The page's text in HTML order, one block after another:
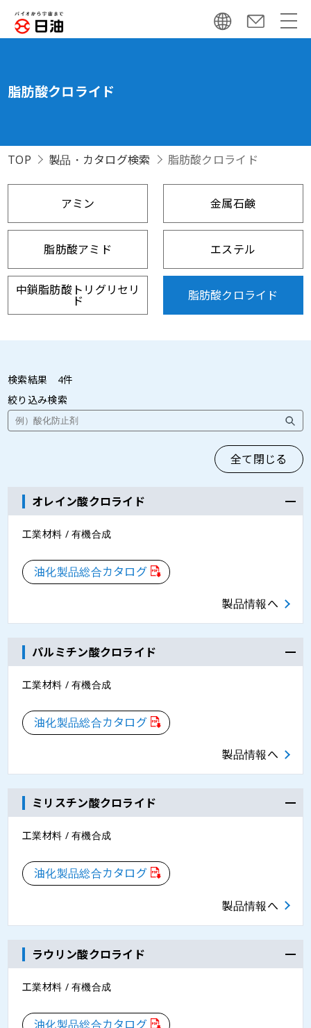
脂肪酸クロライド
TOP 製品・カタログ検索 脂肪酸クロライド
アミン 金属石鹸
脂肪酸アミド エステル
中鎖脂肪酸トリグリセリ
ド 脂肪酸クロライド
検索結果 4件
絞り込み検索
全て閉じる
オレイン酸クロライド
工業材料 / 有機合成
油化製品総合カタログ
製品情報へ
パルミチン酸クロライド
工業材料 / 有機合成
油化製品総合カタログ
製品情報へ
ミリスチン酸クロライド
工業材料 / 有機合成
油化製品総合カタログ
製品情報へ
ラウリン酸クロライド
工業材料 / 有機合成
油化製品総合カタログ